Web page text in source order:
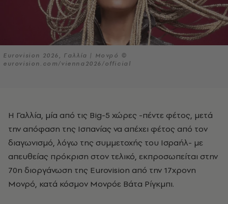
Eurovision 2026, Γαλλία | Μονρό ©
eurovision.com/vienna2026/official
Η Γαλλία, μία από τις Big-5 χώρες -πέντε φέτος, μετά
την απόφαση της Ισπανίας να απέχει φέτος από τον
διαγωνισμό, λόγω της συμμετοχής του Ισραήλ- με
απευθείας πρόκριση στον τελικό, εκπροσωπείται στην
70η διοργάνωση της Eurovision από την 17χρονη
Μονρό, κατά κόσμον Μονρόε Βάτα Ρίγκμπι.